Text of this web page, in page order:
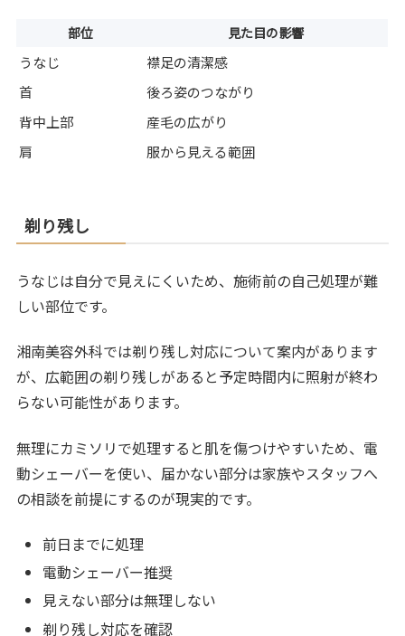
部位 見た目の影響
うなじ
襟足の清潔感
首
後ろ姿のつながり
背中上部
産毛の広がり
肩
服から見える範囲
剃り残し
うなじは自分で見えにくいため、施術前の自己処理が難
しい部位です。
湘南美容外科では剃り残し対応について案内があります
が、広範囲の剃り残しがあると予定時間内に照射が終わ
らない可能性があります。
無理にカミソリで処理すると肌を傷つけやすいため、電
動シェーバーを使い、届かない部分は家族やスタッフへ
の相談を前提にするのが現実的です。
前日までに処理
電動シェーバー推奨
見えない部分は無理しない
剃り残し対応を確認